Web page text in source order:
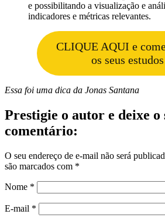
e possibilitando a visualização e
indicadores e métricas relevantes.
CLIQUE AQUI e
os seus
Essa foi uma dica da Jonas Santana
Prestigie o autor e deixe o
comentário:
O seu endereço de e-mail não será
são marcados com *
Nome *
E-mail *